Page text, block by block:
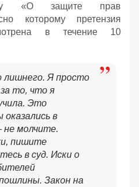
«О защите прав
которому претензия
в течение 10
лишнего. Я просто
за то, что я
Это
оказались в
не молчите.
пишите
в суд. Иски о
Закон на